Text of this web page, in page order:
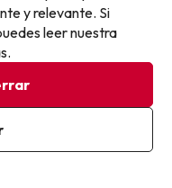
y relevante. Si
leer nuestra